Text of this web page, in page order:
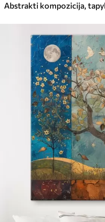
Abstrakti kompozicija,